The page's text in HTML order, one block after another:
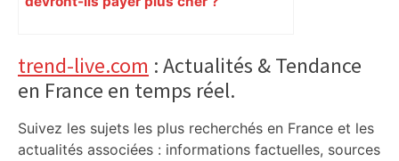
Primary
Sidebar
trend-live.com : Actualités & Tendance
en France en temps réel.
Suivez les sujets les plus recherchés en France et les
actualités associées : informations factuelles, sources